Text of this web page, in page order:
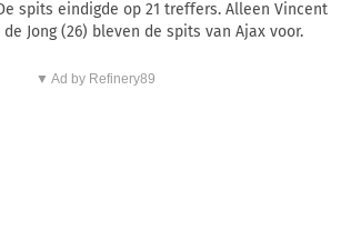
spits eindigde op 21 treffers. Alleen Vincent
de Jong (26) bleven de spits van Ajax voor.
▼ Ad by Refinery89